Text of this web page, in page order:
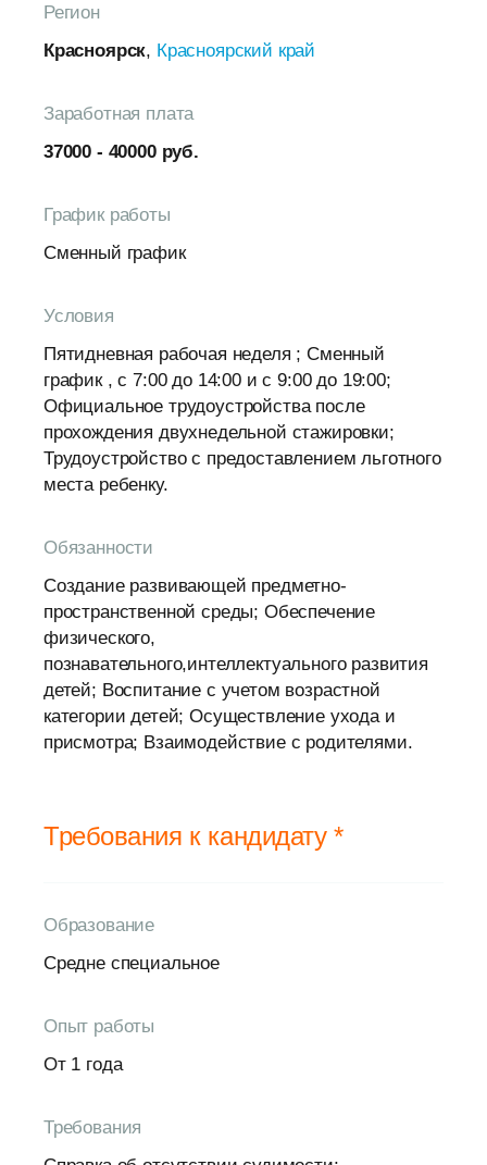
Регион
Красноярск, Красноярский край
Заработная плата
37000 - 40000 руб.
График работы
Сменный график
Условия
Пятидневная рабочая неделя ; Сменный
график , с 7:00 до 14:00 и с 9:00 до 19:00;
Официальное трудоустройства после
прохождения двухнедельной стажировки;
Трудоустройство с предоставлением льготного
места ребенку.
Обязанности
Создание развивающей предметно-
пространственной среды; Обеспечение
физического,
познавательного,интеллектуального развития
детей; Воспитание с учетом возрастной
категории детей; Осуществление ухода и
присмотра; Взаимодействие с родителями.
Требования к кандидату *
Образование
Средне специальное
Опыт работы
От 1 года
Требования